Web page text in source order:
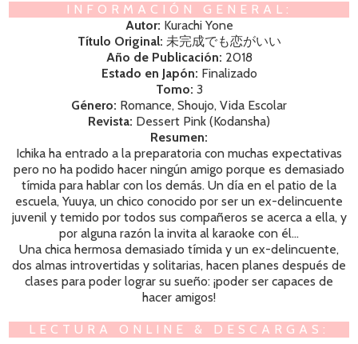
INFORMACIÓN GENERAL:
Autor: Kurachi Yone
Título Original: 未完成でも恋がいい
Año de Publicación: 2018
Estado en Japón: Finalizado
Tomo: 3
Género: Romance, Shoujo, Vida Escolar
Revista: Dessert Pink (Kodansha)
Resumen:
Ichika ha entrado a la preparatoria con muchas expectativas
pero no ha podido hacer ningún amigo porque es demasiado
tímida para hablar con los demás. Un día en el patio de la
escuela, Yuuya, un chico conocido por ser un ex-delincuente
juvenil y temido por todos sus compañeros se acerca a ella, y
por alguna razón la invita al karaoke con él...
Una chica hermosa demasiado tímida y un ex-delincuente,
dos almas introvertidas y solitarias, hacen planes después de
clases para poder lograr su sueño: ¡poder ser capaces de
hacer amigos!
LECTURA ONLINE & DESCARGAS: